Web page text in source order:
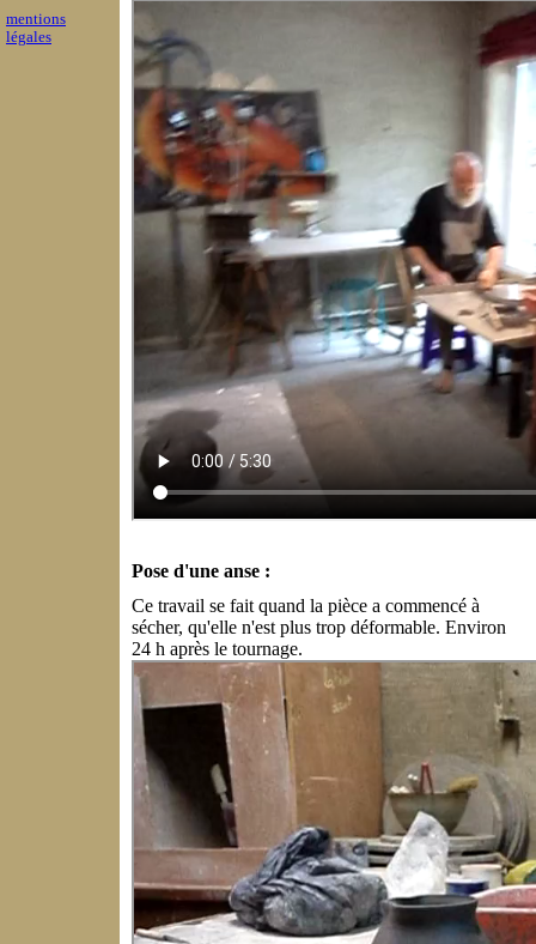
mentions
légales
Pose d'une anse :
Ce travail se fait quand la pièce a commencé à
sécher, qu'elle n'est plus trop déformable. Environ
24 h après le tournage.